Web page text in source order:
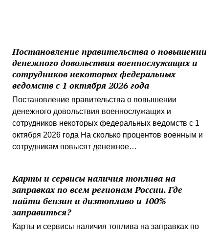
Постановление правительства о повышении
денежного довольствия военнослужащих и
сотрудников некоторых федеральных
ведомств с 1 октября 2026 года
Постановление правительства о повышении
денежного довольствия военнослужащих и
сотрудников некоторых федеральных ведомств с 1
октября 2026 года На сколько процентов военным и
сотрудникам повысят денежное…
Карты и сервисы наличия топлива на
заправках по всем регионам России. Где
найти бензин и дизтопливо и 100%
заправиться?
Карты и сервисы наличия топлива на заправках по